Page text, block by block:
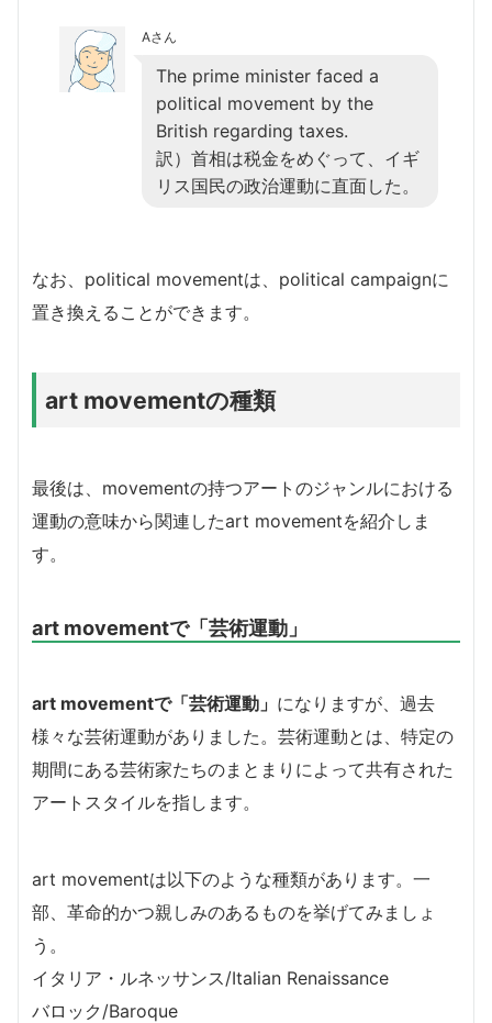
Aさん
The prime minister faced a
political movement by the
British regarding taxes.
訳）首相は税金をめぐって、イギ
リス国民の政治運動に直面した。
なお、political movementは、political campaignに
置き換えることができます。
art movementの種類
最後は、movementの持つアートのジャンルにおける
運動の意味から関連したart movementを紹介しま
す。
art movementで「芸術運動」
art movementで「芸術運動」 になりますが、過去
様々な芸術運動がありました。芸術運動とは、特定の
期間にある芸術家たちのまとまりによって共有された
アートスタイルを指します。
art movementは以下のような種類があります。一
部、革命的かつ親しみのあるものを挙げてみましょ
う。
イタリア・ルネッサンス/Italian Renaissance
バロック/Baroque